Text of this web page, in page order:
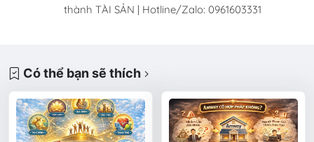
thành TÀI SẢN | Hotline/Zalo: 0961603331
Có thể bạn sẽ thích